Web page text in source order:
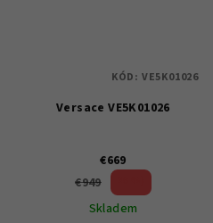
Versace VE5K01026
€669
€949
Skladem
KÓD: VE5K01026